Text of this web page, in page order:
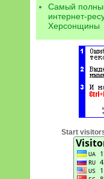
Самый
интернет-
Херсонщины
Start